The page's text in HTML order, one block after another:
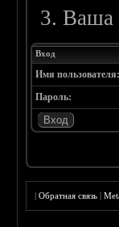
Ваша
Вход
Имя пользователя:
Пароль:
|Обратная связь |